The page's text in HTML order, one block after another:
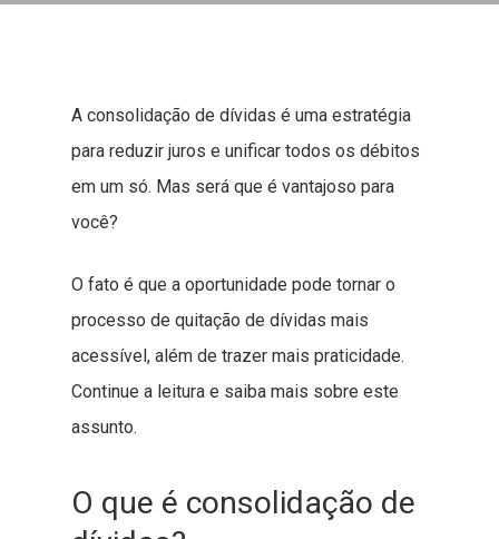
A consolidação de dívidas é uma estratégia
para reduzir juros e unificar todos os débitos
em um só. Mas será que é vantajoso para
você?
O fato é que a oportunidade pode tornar o
processo de quitação de dívidas mais
acessível, além de trazer mais praticidade.
Continue a leitura e saiba mais sobre este
assunto.
O que é consolidação de